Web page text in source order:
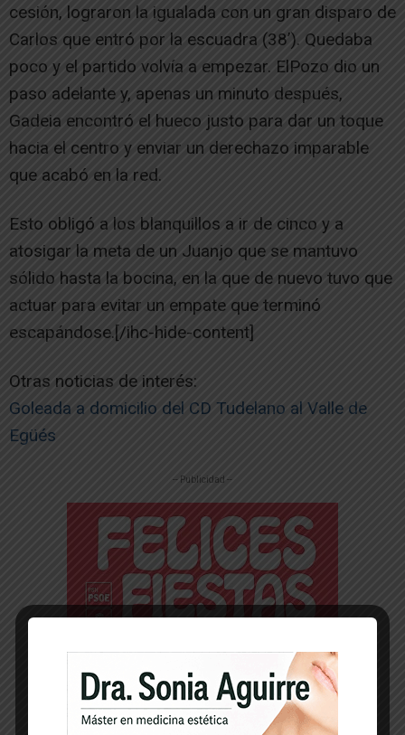
cesión, lograron la igualada con un gran disparo de
Carlos que entró por la escuadra (38’). Quedaba
poco y el partido volvía a empezar. ElPozo dio un
paso adelante y, apenas un minuto después,
Gadeia encontró el hueco justo para dar un toque
hacia el centro y enviar un derechazo imparable
que acabó en la red.
Esto obligó a los blanquillos a ir de cinco y a
atosigar la meta de un Juanjo que se mantuvo
sólido hasta la bocina, en la que de nuevo tuvo que
actuar para evitar un empate que terminó
escapándose.[/ihc-hide-content]
Otras noticias de interés:
Goleada a domicilio del CD Tudelano al Valle de
Egüés
-- Publicidad --